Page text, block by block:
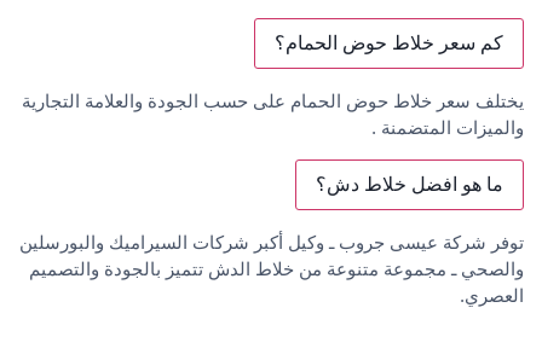
كم سعر خلاط حوض الحمام؟
يختلف سعر خلاط حوض الحمام على حسب الجودة والعلامة التجارية
والميزات المتضمنة .
ما هو افضل خلاط دش؟
توفر شركة عيسى جروب ـ وكيل أكبر شركات السيراميك والبورسلين
والصحي ـ مجموعة متنوعة من خلاط الدش تتميز بالجودة والتصميم
العصري.